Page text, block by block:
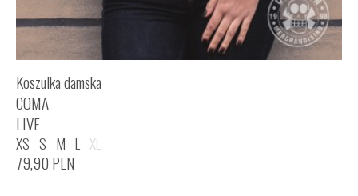
Koszulka damska
COMA
LIVE
XS S M L XL
79,90 PLN